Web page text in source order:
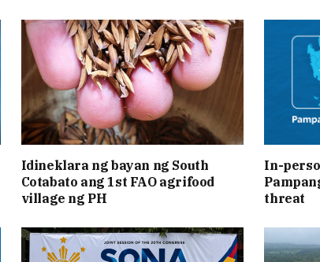
Idineklara ng bayan ng South
Cotabato ang 1st FAO agrifood
village ng PH
In-
threat